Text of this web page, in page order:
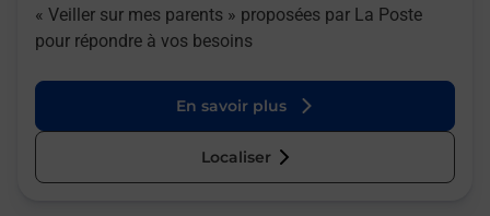
« Veiller sur mes parents » proposées par La Poste
pour répondre à vos besoins
En savoir plus
Localiser